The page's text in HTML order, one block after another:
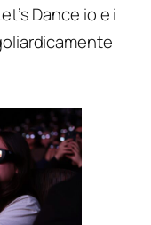
Dance io e i